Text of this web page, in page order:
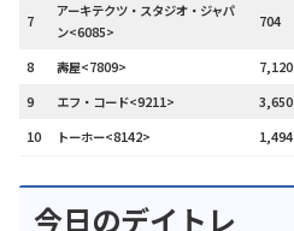
7
アーキテクツ・スタジオ・ジャパ
ン<6085>
704
8 壽屋<7809> 7,120
9
エフ・コード<9211> 3,650
10
トーホー<8142> 1,494
今日のデイトレ